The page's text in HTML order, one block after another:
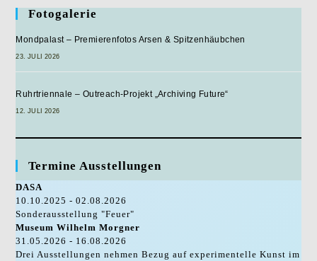
Merkel
Fotogalerie
Mondpalast – Premierenfotos Arsen & Spitzenhäubchen
23. JULI 2026
Ruhrtriennale – Outreach-Projekt „Archiving Future“
12. JULI 2026
Termine Ausstellungen
DASA
10.10.2025 - 02.08.2026
Sonderausstellung "Feuer"
Museum Wilhelm Morgner
31.05.2026 - 16.08.2026
Drei Ausstellungen nehmen Bezug auf experimentelle Kunst im